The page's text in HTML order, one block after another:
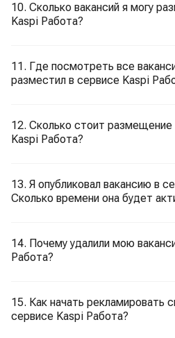
10. Сколько вакансий я могу
Kaspi Работа?
11. Где посмотреть все
разместил в сервисе Kaspi
12. Сколько стоит размещение
Kaspi Работа?
13. Я опубликовал вакансию в
Сколько времени она будет
14. Почему удалили мою
Работа?
15. Как начать рекламировать
сервисе Kaspi Работа?